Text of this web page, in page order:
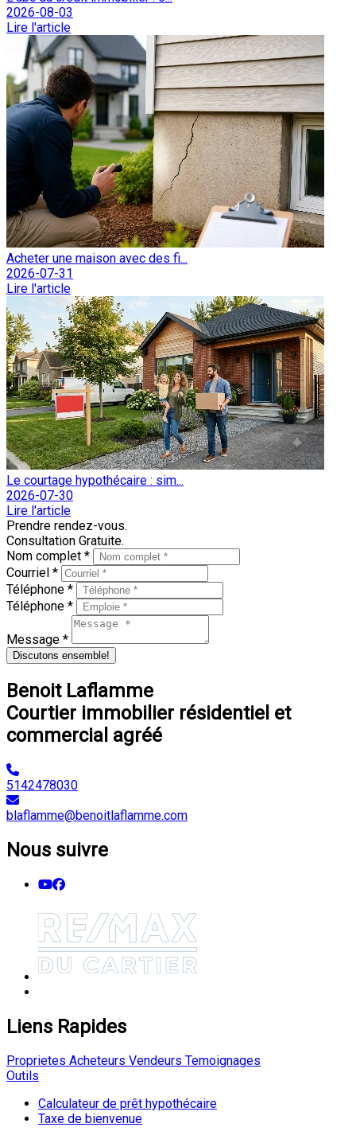
2026-08-03
Lire l'article
Acheter une maison avec des fi...
2026-07-31
Lire l'article
Le courtage hypothécaire : sim...
2026-07-30
Lire l'article
Prendre rendez-vous.
Consultation Gratuite.
Nom complet *
Courriel *
Téléphone *
Téléphone *
Message *
Discutons ensemble!
Benoit Laflamme
Courtier immobilier résidentiel et
commercial agréé
5142478030
blaflamme@benoitlaflamme.com
Nous suivre
Liens Rapides
Proprietes Acheteurs Vendeurs Temoignages
Outils
Calculateur de prêt hypothécaire
Taxe de bienvenue